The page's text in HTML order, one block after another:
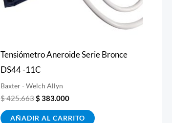
Tensiómetro Aneroide Serie Bronce
DS44 -11C
Baxter - Welch Allyn
$425.663$ 383.000
AÑADIR AL CARRITO